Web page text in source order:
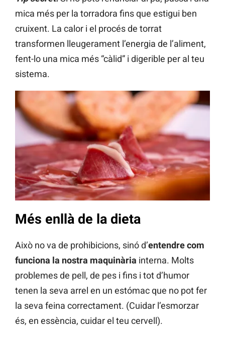
mica més per la torradora fins que estigui ben
cruixent. La calor i el procés de torrat
transformen lleugerament l’energia de l’aliment,
fent-lo una mica més “càlid” i digerible per al teu
sistema.
Més enllà de la dieta
Això no va de prohibicions, sinó d’entendre com
funciona la nostra maquinària interna. Molts
problemes de pell, de pes i fins i tot d’humor
tenen la seva arrel en un estómac que no pot fer
la seva feina correctament. (Cuidar l’esmorzar
és, en essència, cuidar el teu cervell).